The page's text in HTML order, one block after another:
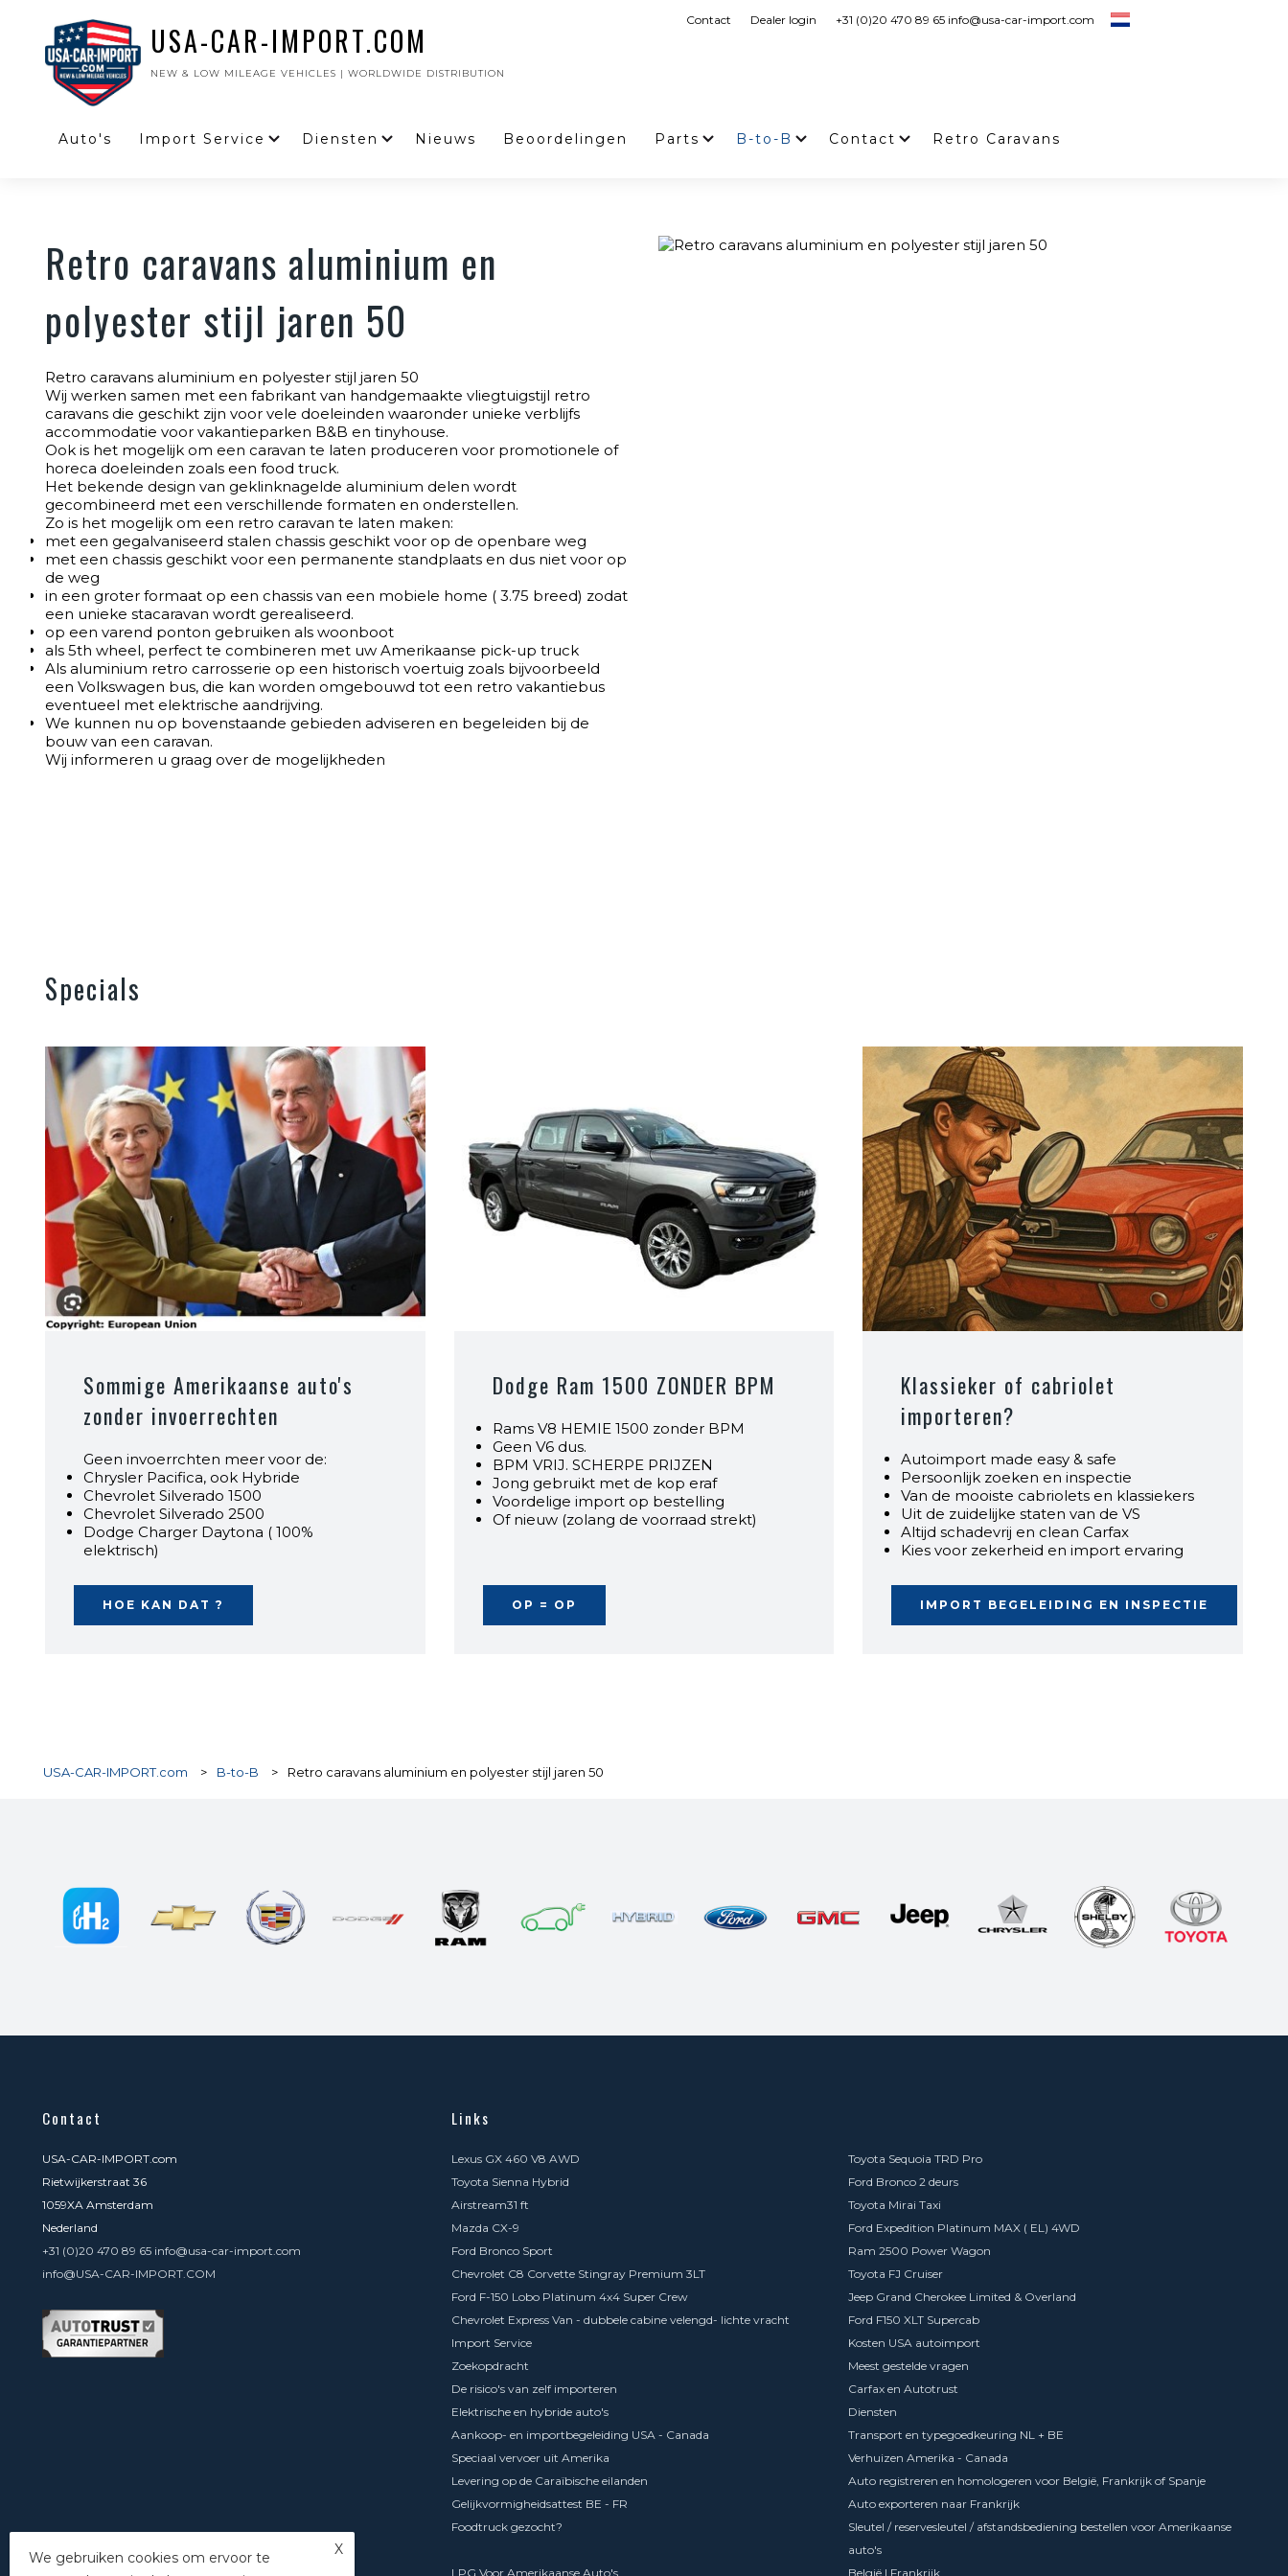
USA-CAR-IMPORT.COM
NEW & LOW MILEAGE VEHICLES | WORLDWIDE DISTRIBUTION
Contact Dealer login +31 (0)20 470 89 65 info@usa-car-import.com
Auto's Import Service Diensten Nieuws Beoordelingen Parts B-to-B Contact Retro Caravans
Retro caravans aluminium en
polyester stijl jaren 50
Retro caravans aluminium en polyester stijl jaren 50
Wij werken samen met een fabrikant van handgemaakte vliegtuigstijl retro
caravans die geschikt zijn voor vele doeleinden waaronder unieke verblijfs
accommodatie voor vakantieparken B&B en tinyhouse.
Ook is het mogelijk om een caravan te laten produceren voor promotionele of
horeca doeleinden zoals een food truck.
Het bekende design van geklinknagelde aluminium delen wordt
gecombineerd met een verschillende formaten en onderstellen.
Zo is het mogelijk om een retro caravan te laten maken:
met een gegalvaniseerd stalen chassis geschikt voor op de openbare weg
met een chassis geschikt voor een permanente standplaats en dus niet voor op
de weg
in een groter formaat op een chassis van een mobiele home ( 3.75 breed) zodat
een unieke stacaravan wordt gerealiseerd.
op een varend ponton gebruiken als woonboot
als 5th wheel, perfect te combineren met uw Amerikaanse pick-up truck
Als aluminium retro carrosserie op een historisch voertuig zoals bijvoorbeeld
een Volkswagen bus, die kan worden omgebouwd tot een retro vakantiebus
eventueel met elektrische aandrijving.
We kunnen nu op bovenstaande gebieden adviseren en begeleiden bij de
bouw van een caravan.
Wij informeren u graag over de mogelijkheden
Specials
Sommige Amerikaanse auto's
zonder invoerrechten
Geen invoerrchten meer voor de:
Chrysler Pacifica, ook Hybride
Chevrolet Silverado 1500
Chevrolet Silverado 2500
Dodge Charger Daytona ( 100%
elektrisch)
HOE KAN DAT ?
Dodge Ram 1500 ZONDER BPM
Rams V8 HEMIE 1500 zonder BPM
Geen V6 dus.
BPM VRIJ. SCHERPE PRIJZEN
Jong gebruikt met de kop eraf
Voordelige import op bestelling
Of nieuw (zolang de voorraad strekt)
OP = OP
Klassieker of cabriolet
importeren?
Autoimport made easy & safe
Persoonlijk zoeken en inspectie
Van de mooiste cabriolets en klassiekers
Uit de zuidelijke staten van de VS
Altijd schadevrij en clean Carfax
Kies voor zekerheid en import ervaring
IMPORT BEGELEIDING EN INSPECTIE
USA-CAR-IMPORT.com > B-to-B > Retro caravans aluminium en polyester stijl jaren 50
Contact
USA-CAR-IMPORT.com
Rietwijkerstraat 36
1059XA Amsterdam
Nederland
+31 (0)20 470 89 65 info@usa-car-import.com
info@USA-CAR-IMPORT.COM
Links
Lexus GX 460 V8 AWD
Toyota Sequoia TRD Pro
Toyota Sienna Hybrid
Ford Bronco 2 deurs
Airstream31 ft
Toyota Mirai Taxi
Mazda CX-9
Ford Expedition Platinum MAX ( EL) 4WD
Ford Bronco Sport
Ram 2500 Power Wagon
Chevrolet C8 Corvette Stingray Premium 3LT
Toyota FJ Cruiser
Ford F-150 Lobo Platinum 4x4 Super Crew
Jeep Grand Cherokee Limited & Overland
Chevrolet Express Van - dubbele cabine velengd- lichte vracht
Ford F150 XLT Supercab
Import Service
Kosten USA autoimport
Zoekopdracht
Meest gestelde vragen
De risico's van zelf importeren
Carfax en Autotrust
Elektrische en hybride auto's
Diensten
Aankoop- en importbegeleiding USA - Canada
Transport en typegoedkeuring NL + BE
Speciaal vervoer uit Amerika
Verhuizen Amerika - Canada
Levering op de Caraïbische eilanden
Auto registreren en homologeren voor België, Frankrijk of Spanje
Gelijkvormigheidsattest BE - FR
Auto exporteren naar Frankrijk
Foodtruck gezocht?
Sleutel / reservesleutel / afstandsbediening bestellen voor Amerikaanse
auto's
LPG Voor Amerikaanse Auto's
België | Frankrijk
We gebruiken cookies om ervoor te
X